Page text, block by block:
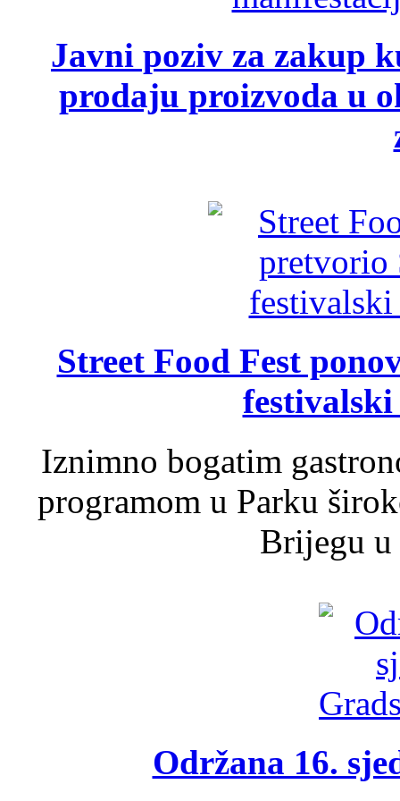
Javni poziv za zakup
prodaju proizvoda u
Street Food Fest
Iznimno bogatim
programom u Parku
Brijegu u
Održana 16.